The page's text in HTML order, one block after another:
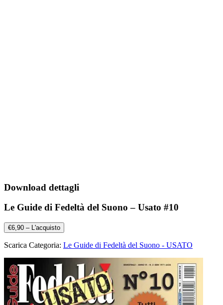
Download dettagli
Le Guide di Fedeltà del Suono – Usato #10
€6,90 – L'acquisto
Scarica Categoria: Le Guide di Fedeltà del Suono - USATO